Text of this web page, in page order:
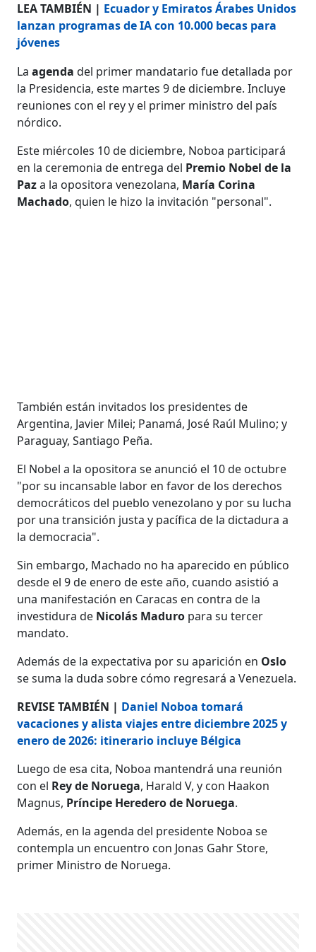
LEA TAMBIÉN | Ecuador y Emiratos Árabes Unidos
lanzan programas de IA con 10.000 becas para
jóvenes
Laagendadel primer mandatario fue detallada por
la Presidencia, este martes 9 de diciembre. Incluye
reuniones con el rey y el primer ministro del país
nórdico.
Este miércoles 10 de diciembre, Noboa participará
en la ceremonia de entrega del Premio Nobel de la
Paza la opositora venezolana, María Corina
Machado, quien le hizo la invitación "personal".
También están invitados los presidentes de
Argentina, Javier Milei; Panamá, José Raúl Mulino; y
Paraguay, Santiago Peña.
El Nobel a la opositora se anunció el 10 de octubre
"por su incansable labor en favor de los derechos
democráticos del pueblo venezolano y por su lucha
por una transición justa y pacífica de la dictadura a
la democracia".
Sin embargo, Machado no ha aparecido en público
desde el 9 de enero de este año, cuando asistió a
una manifestación en Caracas en contra de la
investidura de Nicolás Maduro para su tercer
mandato.
Además de la expectativa por su aparición en Oslo
se suma la duda sobre cómo regresará a Venezuela.
REVISE TAMBIÉN | Daniel Noboa tomará
vacaciones y alista viajes entre diciembre 2025 y
enero de 2026: itinerario incluye Bélgica
Luego de esa cita, Noboa mantendrá una reunión
con el Rey de Noruega, Harald V, y con Haakon
Magnus, Príncipe Heredero de Noruega.
Además, en la agenda del presidente Noboa se
contempla un encuentro con Jonas Gahr Store,
primer Ministro de Noruega.